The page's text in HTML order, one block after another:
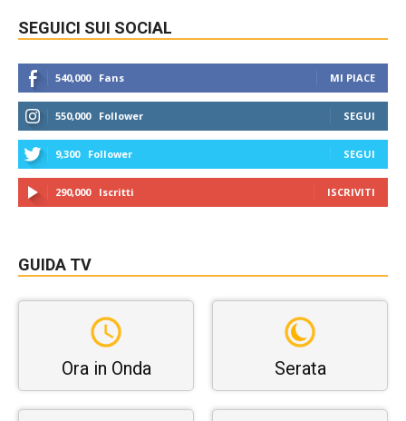
SEGUICI SUI SOCIAL
540,000 Fans MI PIACE
550,000 Follower SEGUI
9,300 Follower SEGUI
290,000 Iscritti ISCRIVITI
GUIDA TV
Ora in Onda Serata